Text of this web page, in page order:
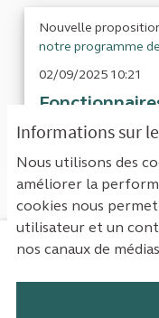
Informations sur
Nous utilisons des
améliorer la
cookies nous
utilisateur et un
nos canaux de
Nouvelle
notre programme
02/09/2025 10:21
centrales